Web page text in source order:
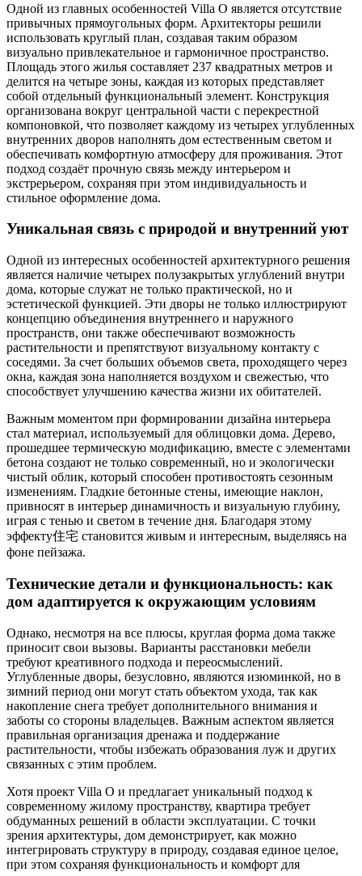
Одной из главных особенностей Villa O является отсутствие
привычных прямоугольных форм. Архитекторы решили
использовать круглый план, создавая таким образом
визуально привлекательное и гармоничное пространство.
Площадь этого жилья составляет 237 квадратных метров и
делится на четыре зоны, каждая из которых представляет
собой отдельный функциональный элемент. Конструкция
организована вокруг центральной части с перекрестной
компоновкой, что позволяет каждому из четырех углубленных
внутренних дворов наполнять дом естественным светом и
обеспечивать комфортную атмосферу для проживания. Этот
подход создаёт прочную связь между интерьером и
экстрерьером, сохраняя при этом индивидуальность и
стильное оформление дома.
Уникальная связь с природой и внутренний уют
Одной из интересных особенностей архитектурного решения
является наличие четырех полузакрытых углублений внутри
дома, которые служат не только практической, но и
эстетической функцией. Эти дворы не только иллюстрируют
концепцию объединения внутреннего и наружного
пространств, они также обеспечивают возможность
растительности и препятствуют визуальному контакту с
соседями. За счет больших объемов света, проходящего через
окна, каждая зона наполняется воздухом и свежестью, что
способствует улучшению качества жизни их обитателей.
Важным моментом при формировании дизайна интерьера
стал материал, используемый для облицовки дома. Дерево,
прошедшее термическую модификацию, вместе с элементами
бетона создают не только современный, но и экологически
чистый облик, который способен противостоять сезонным
изменениям. Гладкие бетонные стены, имеющие наклон,
привносят в интерьер динамичность и визуальную глубину,
играя с тенью и светом в течение дня. Благодаря этому
эффекту住宅 становится живым и интересным, выделяясь на
фоне пейзажа.
Технические детали и функциональность: как
дом адаптируется к окружающим условиям
Однако, несмотря на все плюсы, круглая форма дома также
приносит свои вызовы. Варианты расстановки мебели
требуют креативного подхода и переосмыслений.
Углубленные дворы, безусловно, являются изюминкой, но в
зимний период они могут стать объектом ухода, так как
накопление снега требует дополнительного внимания и
заботы со стороны владельцев. Важным аспектом является
правильная организация дренажа и поддержание
растительности, чтобы избежать образования луж и других
связанных с этим проблем.
Хотя проект Villa O и предлагает уникальный подход к
современному жилому пространству, квартира требует
обдуманных решений в области эксплуатации. С точки
зрения архитектуры, дом демонстрирует, как можно
интегрировать структуру в природу, создавая единое целое,
при этом сохраняя функциональность и комфорт для